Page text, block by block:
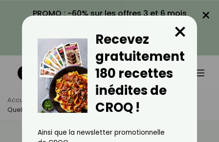
PROMO : -60% sur les offres 3 et 6 mois
VOIR LA PROMO
×
Accueil Actus
Bien-Être
Quelle Homéopathie Contre Le Stress Et Les Angoisses ?
Recevez
gratuitement
180 recettes
inédites de
CROQ !
×
Ainsi que la newsletter promotionnelle